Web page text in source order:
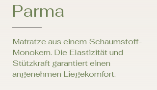
Parma
Matratze aus einem Schaumstoff-
Monokern. Die Elastizität und
Stützkraft garantiert einen
angenehmen Liegekomfort.